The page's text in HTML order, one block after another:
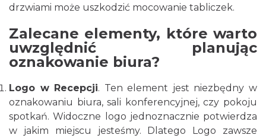
drzwiami może uszkodzić mocowanie tabliczek.
Zalecane elementy, które warto
uwzględnić planując
oznakowanie biura?
Logo w Recepcji. Ten element jest niezbędny w
oznakowaniu biura, sali konferencyjnej, czy pokoju
spotkań. Widoczne logo jednoznacznie potwierdza
w jakim miejscu jesteśmy. Dlatego Logo zawsze